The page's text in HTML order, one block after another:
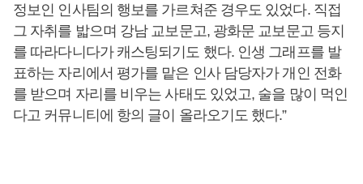
정보인 인사팀의 행보를 가르쳐준 경우도 있었다. 직접
그 자취를 밟으며 강남 교보문고, 광화문 교보문고 등지
를 따라다니다가 캐스팅되기도 했다. 인생 그래프를 발
표하는 자리에서 평가를 맡은 인사 담당자가 개인 전화
를 받으며 자리를 비우는 사태도 있었고, 술을 많이 먹인
다고 커뮤니티에 항의 글이 올라오기도 했다.”